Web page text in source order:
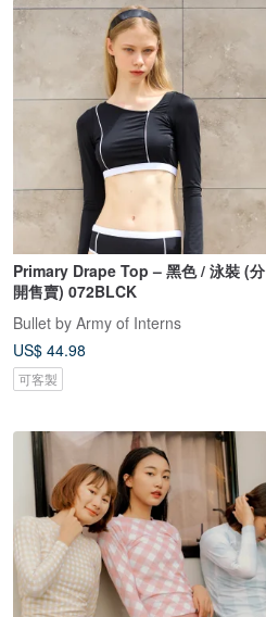
Primary Drape Top – 黑色 / 泳裝 (分
開售賣) 072BLCK
Bullet by Army of Interns
US$ 44.98
可客製